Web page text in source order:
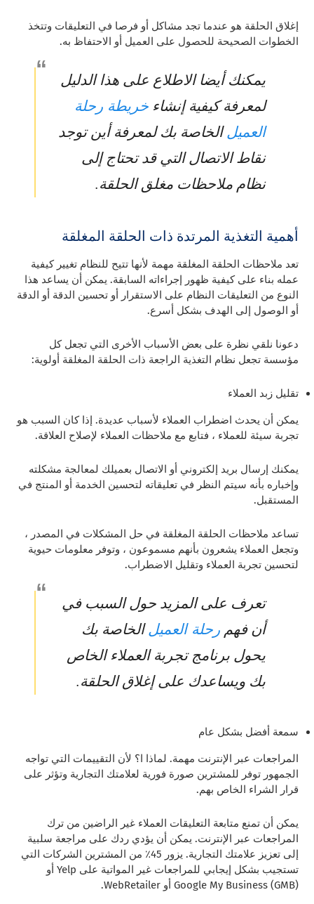
إغلاق الحلقة هو عندما تجد مشاكل أو فرصا في التعليقات وتتخذ
الخطوات الصحيحة للحصول على العميل أو الاحتفاظ به.
يمكنك أيضا الاطلاع على هذا الدليل
لمعرفة كيفية إنشاء خريطة رحلة
العميلالخاصة بك لمعرفة أين توجد
نقاط الاتصال التي قد تحتاج إلى
نظام ملاحظات مغلق الحلقة.
أهمية التغذية المرتدة ذات الحلقة المغلقة
تعد ملاحظات الحلقة المغلقة مهمة لأنها تتيح للنظام تغيير كيفية
عمله بناء على كيفية ظهور إجراءاته السابقة. يمكن أن يساعد هذا
النوع من التعليقات النظام على الاستقرار أو تحسين الدقة أو الدقة
أو الوصول إلى الهدف بشكل أسرع.
دعونا نلقي نظرة على بعض الأسباب الأخرى التي تجعل كل
مؤسسة تجعل نظام التغذية الراجعة ذات الحلقة المغلقة أولوية:
تقليل زبد العملاء
يمكن أن يحدث اضطراب العملاء لأسباب عديدة. إذا كان السبب هو
تجربة سيئة للعملاء ، فتابع مع ملاحظات العملاء لإصلاح العلاقة.
يمكنك إرسال بريد إلكتروني أو الاتصال بعميلك لمعالجة مشكلته
وإخباره بأنه سيتم النظر في تعليقاته لتحسين الخدمة أو المنتج في
المستقبل.
تساعد ملاحظات الحلقة المغلقة في حل المشكلات في المصدر ،
وتجعل العملاء يشعرون بأنهم مسموعون ، وتوفر معلومات حيوية
لتحسين تجربة العملاء وتقليل الاضطراب.
تعرف على المزيد حول السبب في
أن فهم رحلة العميلالخاصة بك
يحول برنامج تجربة العملاء الخاص
بك ويساعدك على إغلاق الحلقة.
سمعة أفضل بشكل عام
المراجعات عبر الإنترنت مهمة. لماذا ا؟ لأن التقييمات التي تواجه
الجمهور توفر للمشترين صورة فورية لعلامتك التجارية وتؤثر على
قرار الشراء الخاص بهم.
يمكن أن تمنع متابعة التعليقات العملاء غير الراضين من ترك
المراجعات عبر الإنترنت. يمكن أن يؤدي ردك على مراجعة سلبية
إلى تعزيز علامتك التجارية. يزور 45٪ من المشترين الشركات التي
تستجيب بشكل إيجابي للمراجعات غير المواتية على Yelp أو
Google My Business (GMB) أو WebRetailer.